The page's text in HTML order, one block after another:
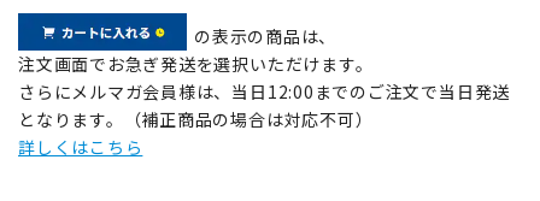
の表示の商品は、
注文画面でお急ぎ発送を選択いただけます。
さらにメルマガ会員様は、当日12:00までのご注文で当日発送
となります。（補正商品の場合は対応不可）
詳しくはこちら